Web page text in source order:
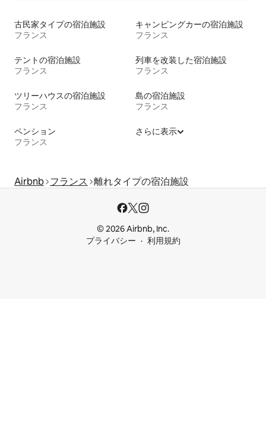
古民家タイプの宿泊施設
フランス
キャンピングカーの宿泊施設
フランス
テントの宿泊施設
フランス
列車を改装した宿泊施設
フランス
ツリーハウスの宿泊施設
フランス
島の宿泊施設
フランス
ペンション
フランス
さらに表示
Airbnb フランス 離れタイプの宿泊施設
© 2026 Airbnb, Inc.
プライバシー
利用規約